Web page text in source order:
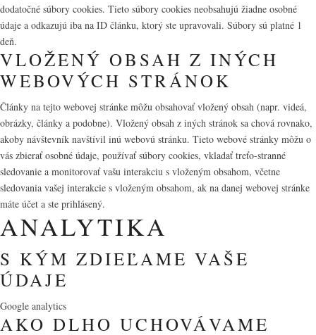
dodatočné súbory cookies. Tieto súbory cookies neobsahujú žiadne osobné
údaje a odkazujú iba na ID článku, ktorý ste upravovali. Súbory sú platné 1
deň.
VLOŽENÝ OBSAH Z INÝCH
WEBOVÝCH STRÁNOK
Články na tejto webovej stránke môžu obsahovať vložený obsah (napr. videá,
obrázky, články a podobne). Vložený obsah z iných stránok sa chová rovnako,
akoby návštevník navštívil inú webovú stránku. Tieto webové stránky môžu o
vás zbierať osobné údaje, používať súbory cookies, vkladať treťo-stranné
sledovanie a monitorovať vašu interakciu s vloženým obsahom, včetne
sledovania vašej interakcie s vloženým obsahom, ak na danej webovej stránke
máte účet a ste prihlásený.
ANALYTIKA
S KÝM ZDIEĽAME VAŠE
ÚDAJE
Google analytics
AKO DLHO UCHOVÁVAME